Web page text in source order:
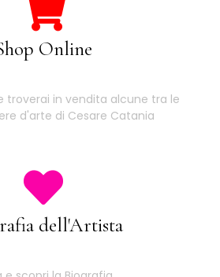
Online
troverai in vendita alcune tra le
d'arte di Cesare Catania
dell'Artista